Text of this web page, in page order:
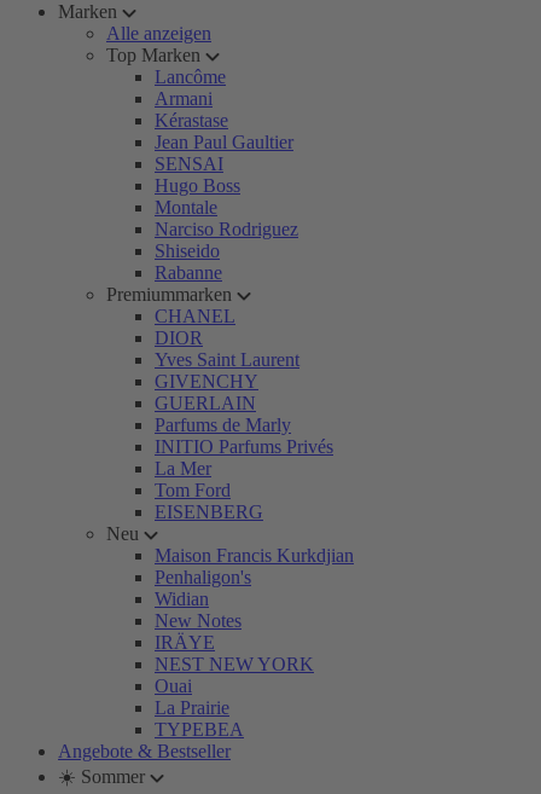
Marken
Alle anzeigen
Top Marken
Lancôme
Armani
Kérastase
Jean Paul Gaultier
SENSAI
Hugo Boss
Montale
Narciso Rodriguez
Shiseido
Rabanne
Premiummarken
CHANEL
DIOR
Yves Saint Laurent
GIVENCHY
GUERLAIN
Parfums de Marly
INITIO Parfums Privés
La Mer
Tom Ford
EISENBERG
Neu
Maison Francis Kurkdjian
Penhaligon's
Widian
New Notes
IRÄYE
NEST NEW YORK
Ouai
La Prairie
TYPEBEA
Angebote & Bestseller
☀️ Sommer